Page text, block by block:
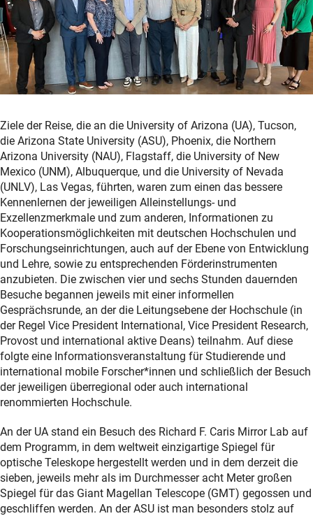
Ziele der Reise, die an die University of Arizona (UA), Tucson,
die Arizona State University (ASU), Phoenix, die Northern
Arizona University (NAU), Flagstaff, die University of New
Mexico (UNM), Albuquerque, und die University of Nevada
(UNLV), Las Vegas, führten, waren zum einen das bessere
Kennenlernen der jeweiligen Alleinstellungs- und
Exzellenzmerkmale und zum anderen, Informationen zu
Kooperationsmöglichkeiten mit deutschen Hochschulen und
Forschungseinrichtungen, auch auf der Ebene von Entwicklung
und Lehre, sowie zu entsprechenden Förderinstrumenten
anzubieten. Die zwischen vier und sechs Stunden dauernden
Besuche begannen jeweils mit einer informellen
Gesprächsrunde, an der die Leitungsebene der Hochschule (in
der Regel Vice President International, Vice President Research,
Provost und international aktive Deans) teilnahm. Auf diese
folgte eine Informationsveranstaltung für Studierende und
international mobile Forscher*innen und schließlich der Besuch
der jeweiligen überregional oder auch international
renommierten Hochschule.
An der UA stand ein Besuch des Richard F. Caris Mirror Lab auf
dem Programm, in dem weltweit einzigartige Spiegel für
optische Teleskope hergestellt werden und in dem derzeit die
sieben, jeweils mehr als im Durchmesser acht Meter großen
Spiegel für das Giant Magellan Telescope (GMT) gegossen und
geschliffen werden. An der ASU ist man besonders stolz auf